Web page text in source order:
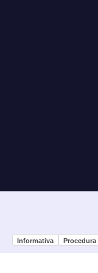
Informativa Procedura